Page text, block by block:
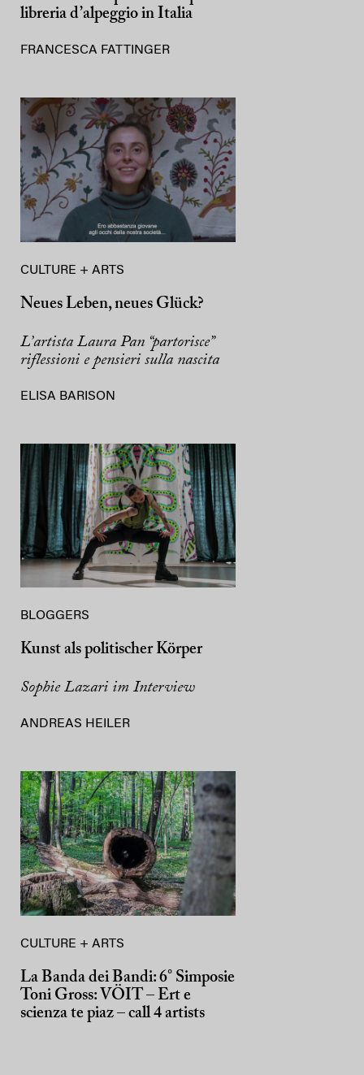
libreria d’alpeggio in Italia
FRANCESCA FATTINGER
CULTURE + ARTS
Neues Leben, neues Glück?
L’artista Laura Pan “partorisce”
riflessioni e pensieri sulla nascita
ELISA BARISON
BLOGGERS
Kunst als politischer Körper
Sophie Lazari im Interview
ANDREAS HEILER
CULTURE + ARTS
La Banda dei Bandi: 6° Simposie
Toni Gross: VÖIT – Ert e
scienza te piaz – call 4 artists